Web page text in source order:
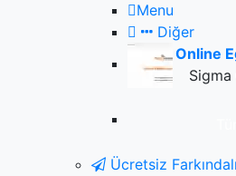
Menu
Diğer
Online
Ücretsiz